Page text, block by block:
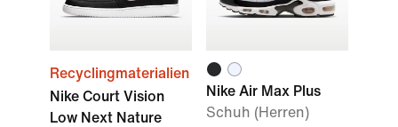
Recyclingmaterialien
Nike Court Vision
Low Next Nature
Nike Air Max Plus
Schuh (Herren)